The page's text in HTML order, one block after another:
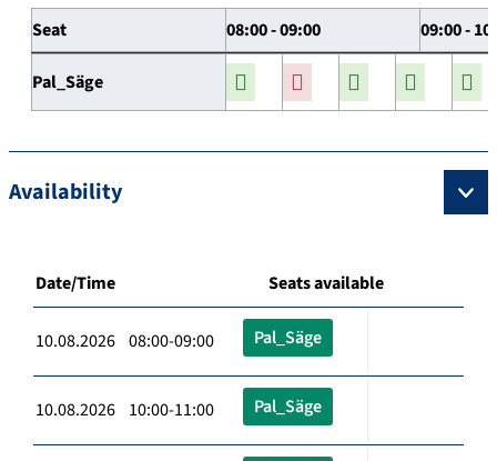
Seat 08:00 - 09:00 09:00 -
Pal_Säge
Availability
Date/Time Seats available
10.08.2026 08:00-09:00 Pal_Säge
10.08.2026 10:00-11:00 Pal_Säge